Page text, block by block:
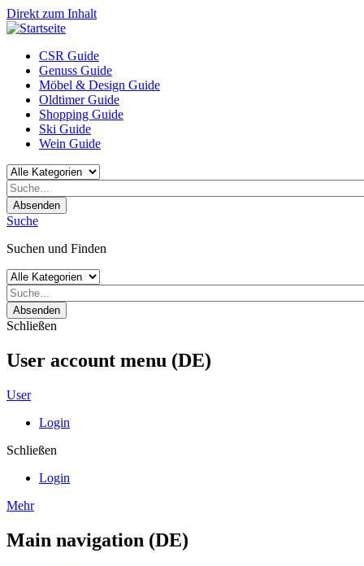
Direkt zum Inhalt
CSR Guide
Genuss Guide
Möbel & Design Guide
Oldtimer Guide
Shopping Guide
Ski Guide
Wein Guide
Absenden
Suche
Suchen und Finden
Absenden
Schließen
User account menu (DE)
User
Login
Schließen
Login
Mehr
Main navigation (DE)